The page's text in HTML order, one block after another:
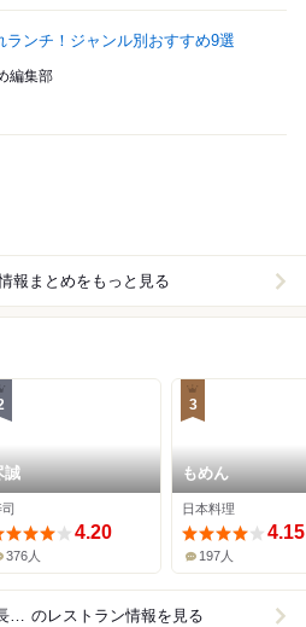
ランチ！ジャンル別おすすめ9選
編集部
報まとめをもっと見る
誠
4.20
376人
3
もめん
日本料理
4.15
197人
心斎橋・南船場・長堀橋 のレストラン情報を見る